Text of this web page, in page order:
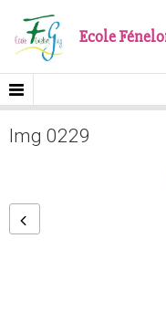
Ecole
Img 0229